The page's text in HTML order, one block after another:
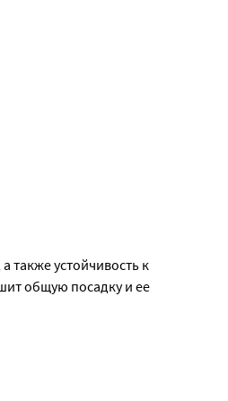
также устойчивость к
общую посадку и ее